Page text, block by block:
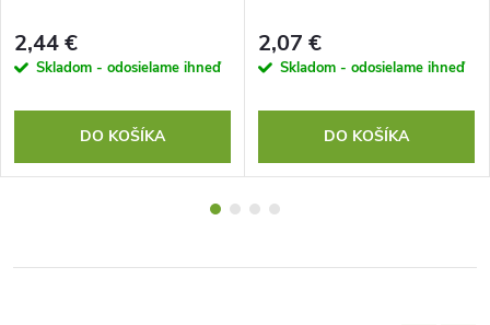
2,44 €
Skladom - odosielame ihneď
DO KOŠÍKA
2,07 €
Skladom - odosielame ihneď
DO KOŠÍKA